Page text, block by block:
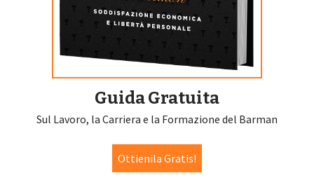
Guida Gratuita
Sul Lavoro, la Carriera e la Formazione del Barman
Ottienila Gratis!